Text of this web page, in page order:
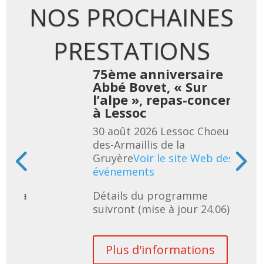
NOS PROCHAINES
PRESTATIONS
75ème anniversaire
Abbé Bovet, « Sur
l’alpe », repas-concert
à Lessoc
30 août 2026 Lessoc Choeur-
des-Armaillis de la
GruyèreVoir le site Web des
événements
Détails du programme
suivront (mise à jour 24.06)
Plus d'informations